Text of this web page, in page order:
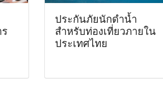
ประกันภัยนักดำน้ำ
สำหรับท่องเที่ยวภายใน
ประเทศไทย